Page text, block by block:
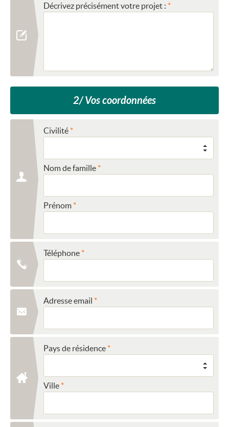
Décrivez précisément votre projet :
2/ Vos coordonnées
Civilité
Nom de famille
Prénom
Téléphone
Adresse email
Pays de résidence
Ville